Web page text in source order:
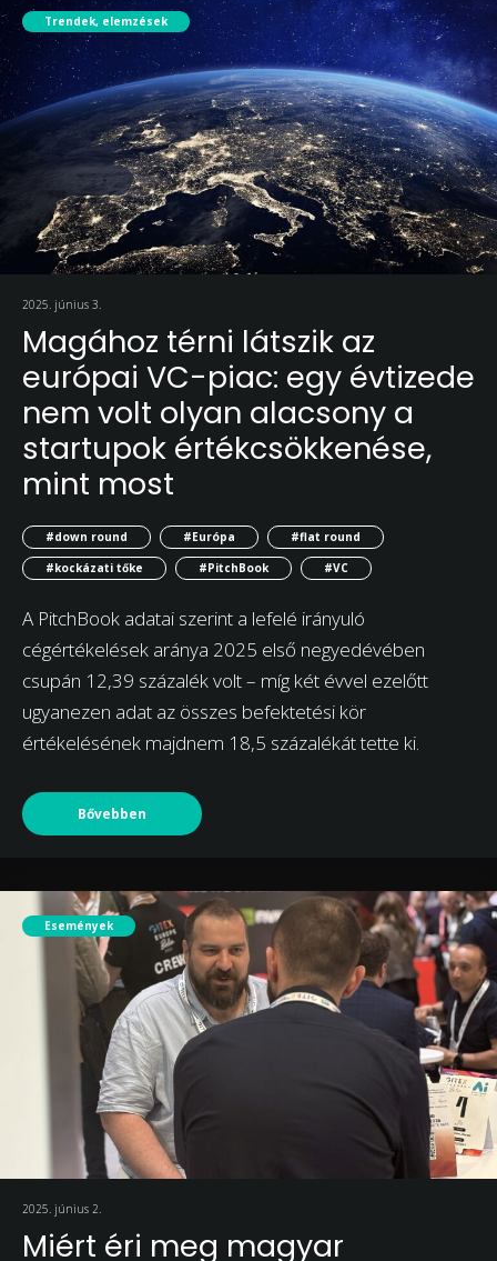
Trendek, elemzések
2025. június 3.
Magához térni látszik az
európai VC-piac: egy évtizede
nem volt olyan alacsony a
startupok értékcsökkenése,
mint most
#down round #Európa
#flat round
#kockázati tőke
#PitchBook #VC
A PitchBook adatai szerint a lefelé irányuló
cégértékelések aránya 2025 első negyedévében
csupán 12,39 százalék volt – míg két évvel ezelőtt
ugyanezen adat az összes befektetési kör
értékelésének majdnem 18,5 százalékát tette ki.
Bővebben
Események
2025. június 2.
Miért éri meg magyar